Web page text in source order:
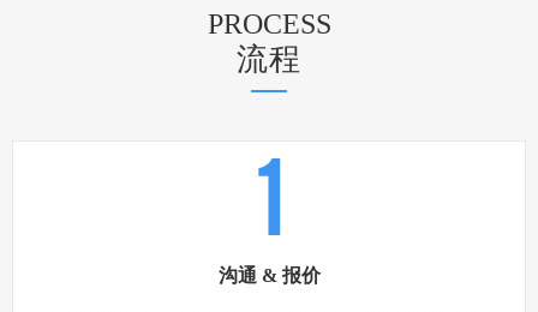
PROCESS
流程
沟通 & 报价